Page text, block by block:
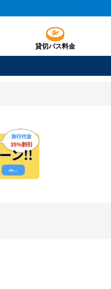
貸切バス料金